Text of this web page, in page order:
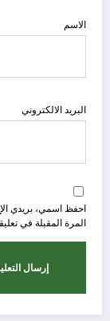
الاسم
البريد الالكتروني
احفظ اسمي، بريدي
المرة المقبلة في